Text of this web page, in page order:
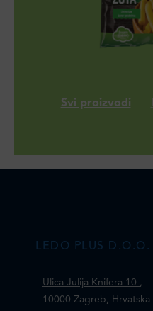
Svi proizvodi
LEDO PLUS D.O.O.
Ulica Julija Knifera 10 ,
10000 Zagreb, Hrvatska